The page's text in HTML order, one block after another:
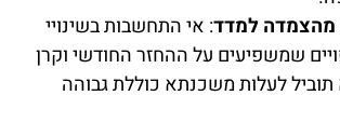
למדד: אי התחשבות בשינויי
שמשפיעים על ההחזר החודשי וקרן
לעלות משכנתא כוללת גבוהה